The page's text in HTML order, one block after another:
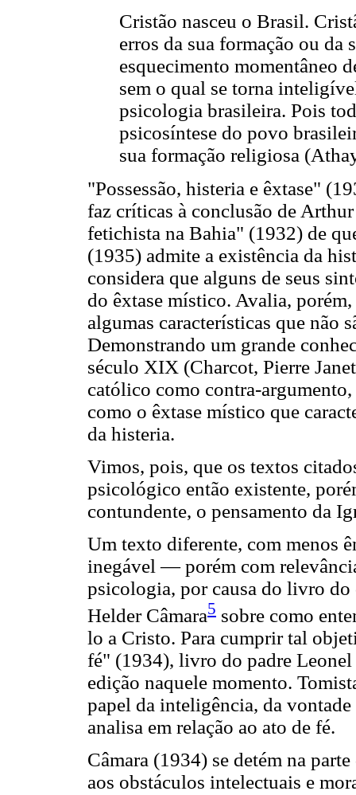
Cristão nasceu o Brasil.
erros da sua formação ou da
esquecimento momentâneo
sem o qual se torna
psicologia brasileira. Pois
psicosíntese do povo
sua formação religiosa
"Possessão, histeria e êxtase"
faz críticas à conclusão de
fetichista na Bahia" (1932) de
(1935) admite a existência da
considera que alguns de seus
do êxtase místico. Avalia,
algumas características que não
Demonstrando um grande
século XIX (Charcot, Pierre
católico como contra-
como o êxtase místico que
da histeria.
Vimos, pois, que os textos
psicológico então existente,
contundente, o pensamento da
Um texto diferente, com menos
inegável — porém com
psicologia, por causa do livro
Helder Câmara5 sobre como
lo a Cristo. Para cumprir tal
fé" (1934), livro do padre Leonel
edição naquele momento.
papel da inteligência, da vontade
analisa em relação ao ato de fé.
Câmara (1934) se detém na
aos obstáculos intelectuais e